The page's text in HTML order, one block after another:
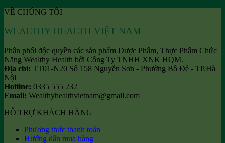
VỀ CHÚNG TÔI
WEALTHY HEALTH VIỆT NAM
Phân phối độc quyền các sản phẩm Dược Phẩm, Thực Phẩm Chức
Năng Wealthy Health bởi Công Ty TNHH XNK HQM.
Địa chỉ: TT01-N20 Số 158 Nguyễn Sơn - Phường Bồ Đề - TP.Hà
Nội
Hotline: 0335 555 232
Email: Wealthyhealthvietnam@gmail.com
HỖ TRỢ KHÁCH HÀNG
Phương thức thanh toán
Hướng dẫn mua hàng